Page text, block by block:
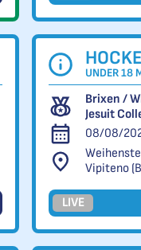
UNDER 18
Brixen /
Jesuit
08/08/
Vipiteno
LIVE